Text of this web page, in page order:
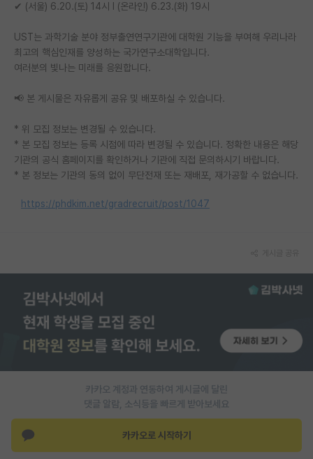
✔ (서울) 6.20.(토) 14시 l (온라인) 6.23.(화) 19시
UST는 과학기술 분야 정부출연연구기관에 대학원 기능을 부여해 우리나라
최고의 핵심인재를 양성하는 국가연구소대학입니다.
여러분의 빛나는 미래를 응원합니다.
📢 본 게시물은 자유롭게 공유 및 배포하실 수 있습니다.
* 위 모집 정보는 변경될 수 있습니다.
* 본 모집 정보는 등록 시점에 따라 변경될 수 있습니다. 정확한 내용은 해당
기관의 공식 홈페이지를 확인하거나 기관에 직접 문의하시기 바랍니다.
* 본 정보는 기관의 동의 없이 무단전재 또는 재배포, 재가공할 수 없습니다.
https://phdkim.net/gradrecruit/post/1047
카카오 계정과 연동하여 게시글에 달린
댓글 알람, 소식등을 빠르게 받아보세요
카카오로 시작하기